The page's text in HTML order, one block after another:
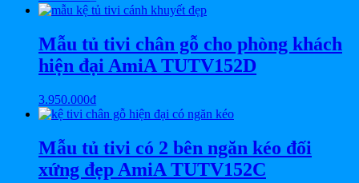
Mẫu tủ tivi chân gỗ cho phòng khách
hiện đại AmiA TUTV152D
3.950.000₫
Mẫu tủ tivi có 2 bên ngăn kéo đối
xứng đẹp AmiA TUTV152C